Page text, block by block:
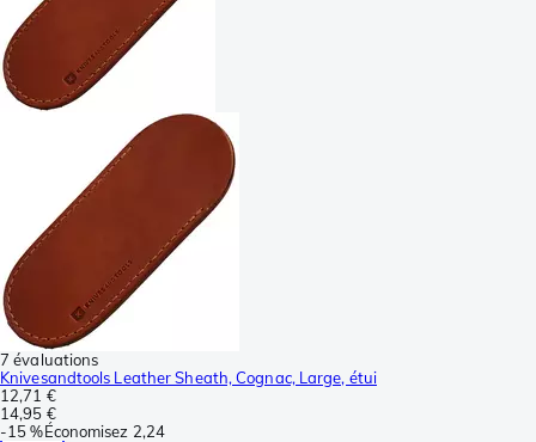
7 évaluations
Knivesandtools Leather Sheath, Cognac, Large, étui
12,71 €
14,95 €
-15 %Économisez 2,24